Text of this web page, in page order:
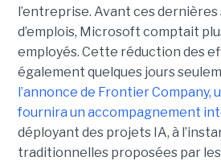
l’entreprise. Avant ces
d’emplois, Microsoft comptait
employés. Cette réduction des
également quelques jours
l’annonce de Frontier Company,
fournira un accompagnement
déployant des projets IA, à
traditionnelles proposées par